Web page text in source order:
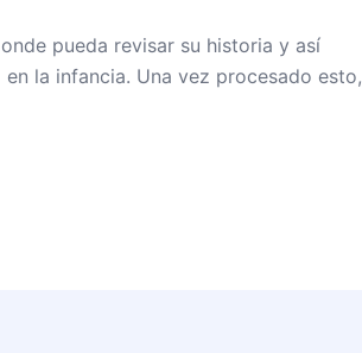
pueda revisar su historia y así
la infancia. Una vez procesado